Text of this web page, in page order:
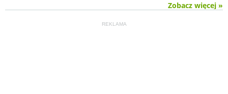
Zobacz więcej »
REKLAMA